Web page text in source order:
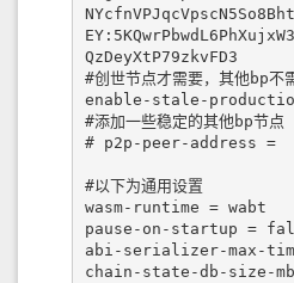
QzDeyXtP79zkvFD3
#创世节点才需要，其他bp不
enable-stale-
#添加一些稳定的其他bp节点
# p2p-peer-address =
#以下为通用设置
wasm-runtime = wabt
pause-on-startup =
abi-serializer-max-
chain-state-db-size-